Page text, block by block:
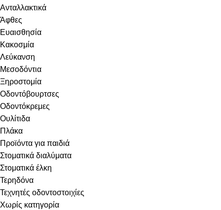
Ανταλλακτικά
Άφθες
Ευαισθησία
Κακοσμία
Λεύκανση
Μεσοδόντια
Ξηροστομία
Οδοντόβουρτσες
Οδοντόκρεμες
Ουλίτιδα
Πλάκα
Προϊόντα για παιδιά
Στοματικά διαλύματα
Στοματικά έλκη
Τερηδόνα
Τεχνητές οδοντοστοιχίες
Χωρίς κατηγορία